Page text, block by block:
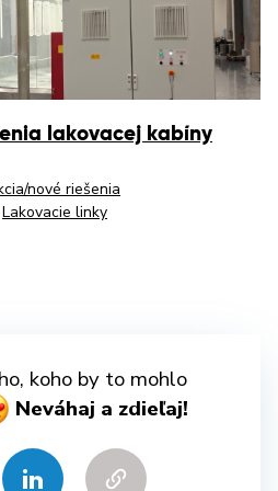
lakovacej kabíny
nové riešenia
Lakovacie linky
koho by to mohlo
Neváhaj a zdieľaj!